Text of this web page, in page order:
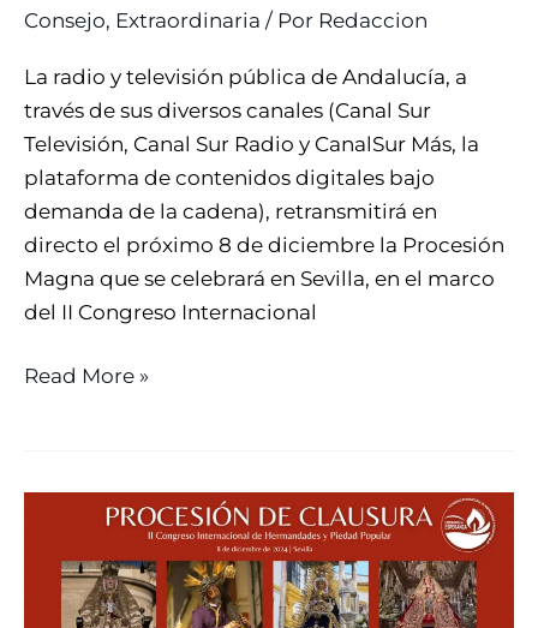
Consejo, Extraordinaria / Por Redaccion
La radio y televisión pública de Andalucía, a
través de sus diversos canales (Canal Sur
Televisión, Canal Sur Radio y CanalSur Más, la
plataforma de contenidos digitales bajo
demanda de la cadena), retransmitirá en
directo el próximo 8 de diciembre la Procesión
Magna que se celebrará en Sevilla, en el marco
del II Congreso Internacional
HERMANDADES
Read More »
PARA